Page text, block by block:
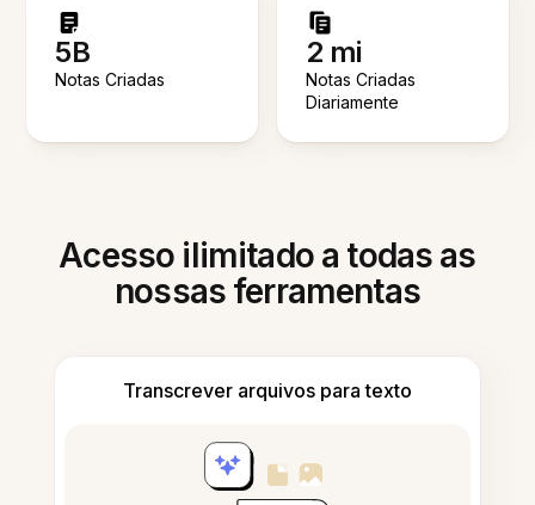
5B
Notas Criadas
2 mi
Notas Criadas
Diariamente
Acesso ilimitado a todas as
nossas ferramentas
Transcrever arquivos para texto